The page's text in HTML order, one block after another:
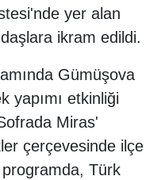
yer alan
ikram edildi.
Gümüşova
yapımı etkinliği
Miras'
çerçevesinde ilçe
Türk